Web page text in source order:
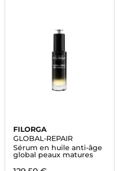
FILORGA
GLOBAL-REPAIR
Sérum en huile anti-âge
global peaux matures